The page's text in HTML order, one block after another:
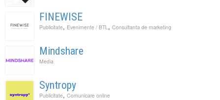
FINEWISE
Publicitate, Evenimente / BTL , Consultanta de marketing
Mindshare
Media
Syntropy
Publicitate, Comunicare online